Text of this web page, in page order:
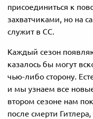
присоединиться к
захватчиками, но на
служит в СС.
Каждый сезон
казалось бы могут
чью-либо сторону.
и мы узнаем все
втором сезоне нам
после смерти